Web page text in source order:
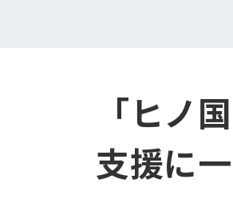
「ヒノ
支援に